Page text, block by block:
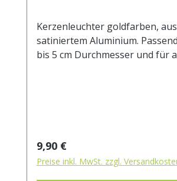
Kerzenleuchter goldfarben, aus
satiniertem Aluminium. Passend für Kerzen
bis 5 cm Durchmesser und für
Regulärer Preis:
9,90 €
Preise inkl. MwSt. zzgl.